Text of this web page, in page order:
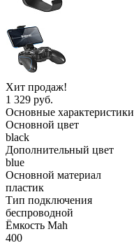
Хит продаж!
1 329 руб.
Основные характеристики
Основной цвет
black
Дополнительный цвет
blue
Основной материал
пластик
Тип подключения
беспроводной
Ёмкость Mah
400